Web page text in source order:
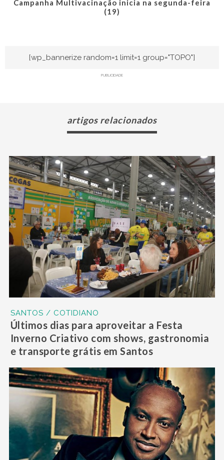
Campanha Multivacinação inicia na segunda-feira
(19)
[wp_bannerize random=1 limit=1 group="TOPO"]
PUBLICIDADE
artigos relacionados
SANTOS / COTIDIANO
Últimos dias para aproveitar a Festa
Inverno Criativo com shows, gastronomia
e transporte grátis em Santos